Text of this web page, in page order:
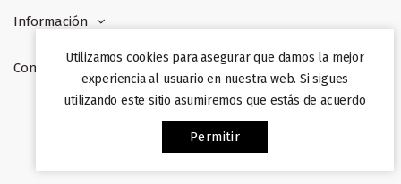
Información
Contacto
Utilizamos cookies para asegurar que damos la mejor
experiencia al usuario en nuestra web. Si sigues
utilizando este sitio asumiremos que estás de acuerdo
Permitir
Afiliazon. Prohibida su copia. 2022